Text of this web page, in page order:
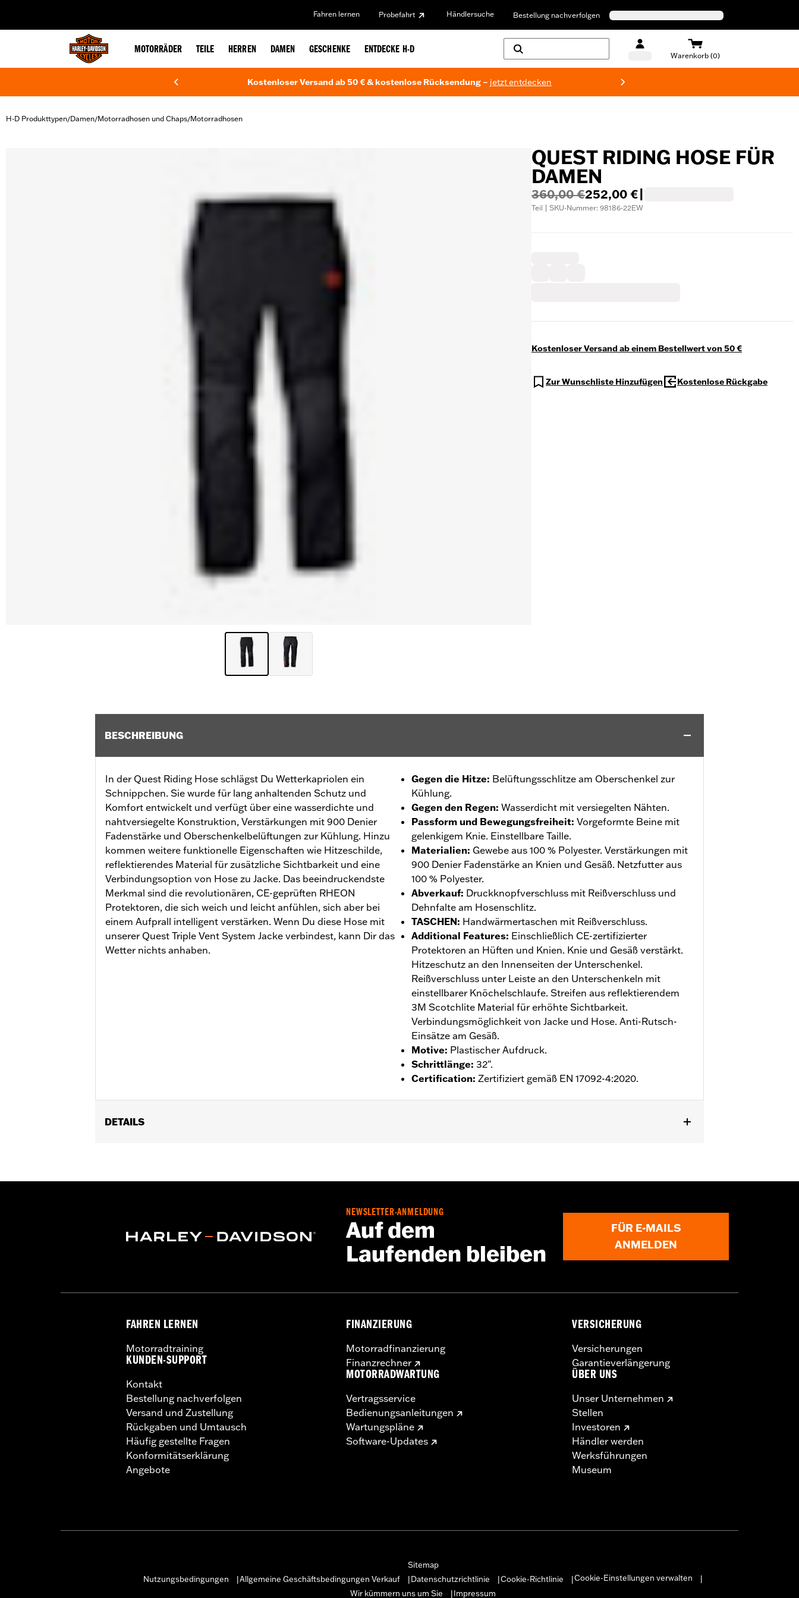
Fahren lernen Probefahrt Händlersuche Bestellung nachverfolgen
MOTORRÄDER TEILE HERREN DAMEN GESCHENKE ENTDECKE H-D
Warenkorb (0)
Kostenloser Versand ab 50 € & kostenlose Rücksendung – jetzt entdecken
H-D Produkttypen/Damen/Motorradhosen und Chaps/Motorradhosen
QUEST RIDING HOSE FÜR
DAMEN
360,00 €252,00 €
Teil | SKU-Nummer: 98186-22EW
Kostenloser Versand ab einem Bestellwert von 50 €
Zur Wunschliste Hinzufügen Kostenlose Rückgabe
BESCHREIBUNG
In der Quest Riding Hose schlägst Du Wetterkapriolen ein
Schnippchen. Sie wurde für lang anhaltenden Schutz und
Komfort entwickelt und verfügt über eine wasserdichte und
nahtversiegelte Konstruktion, Verstärkungen mit 900 Denier
Fadenstärke und Oberschenkelbelüftungen zur Kühlung. Hinzu
kommen weitere funktionelle Eigenschaften wie Hitzeschilde,
reflektierendes Material für zusätzliche Sichtbarkeit und eine
Verbindungsoption von Hose zu Jacke. Das beeindruckendste
Merkmal sind die revolutionären, CE-geprüften RHEON
Protektoren, die sich weich und leicht anfühlen, sich aber bei
einem Aufprall intelligent verstärken. Wenn Du diese Hose mit
unserer Quest Triple Vent System Jacke verbindest, kann Dir das
Wetter nichts anhaben.
Gegen die Hitze: Belüftungsschlitze am Oberschenkel zur
Kühlung.
Gegen den Regen: Wasserdicht mit versiegelten Nähten.
Passform und Bewegungsfreiheit: Vorgeformte Beine mit
gelenkigem Knie. Einstellbare Taille.
Materialien: Gewebe aus 100 % Polyester. Verstärkungen mit
900 Denier Fadenstärke an Knien und Gesäß. Netzfutter aus
100 % Polyester.
Abverkauf: Druckknopfverschluss mit Reißverschluss und
Dehnfalte am Hosenschlitz.
TASCHEN: Handwärmertaschen mit Reißverschluss.
Additional Features: Einschließlich CE-zertifizierter
Protektoren an Hüften und Knien. Knie und Gesäß verstärkt.
Hitzeschutz an den Innenseiten der Unterschenkel.
Reißverschluss unter Leiste an den Unterschenkeln mit
einstellbarer Knöchelschlaufe. Streifen aus reflektierendem
3M Scotchlite Material für erhöhte Sichtbarkeit.
Verbindungsmöglichkeit von Jacke und Hose. Anti-Rutsch-
Einsätze am Gesäß.
Motive: Plastischer Aufdruck.
Schrittlänge: 32".
Certification: Zertifiziert gemäß EN 17092-4:2020.
DETAILS
ReiÃŸverschlusstaschen,Hitzeschutzschilde,Einstellbare Laschen,Reflektierend,Mit Protektoren
NEWSLETTER-ANMELDUNG
Auf dem
Laufenden bleiben
FÜR E-MAILS
ANMELDEN
FAHREN LERNEN
Motorradtraining
KUNDEN-SUPPORT
Kontakt
Bestellung nachverfolgen
Versand und Zustellung
Rückgaben und Umtausch
Häufig gestellte Fragen
Konformitätserklärung
Angebote
FINANZIERUNG
Motorradfinanzierung
Finanzrechner
MOTORRADWARTUNG
Vertragsservice
Bedienungsanleitungen
Wartungspläne
Software-Updates
VERSICHERUNG
Versicherungen
Garantieverlängerung
ÜBER UNS
Unser Unternehmen
Stellen
Investoren
Händler werden
Werksführungen
Museum
Sitemap
Nutzungsbedingungen
Allgemeine Geschäftsbedingungen Verkauf Datenschutzrichtlinie Cookie-Richtlinie Cookie-Einstellungen verwalten
Wir kümmern uns um Sie
Impressum